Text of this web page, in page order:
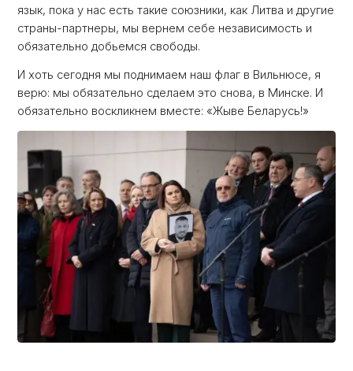
язык, пока у нас есть такие союзники, как Литва и другие
страны-партнеры, мы вернем себе независимость и
обязательно добьемся свободы.
И хоть сегодня мы поднимаем наш флаг в Вильнюсе, я
верю: мы обязательно сделаем это снова, в Минске. И
обязательно воскликнем вместе: «Жыве Беларусь!»